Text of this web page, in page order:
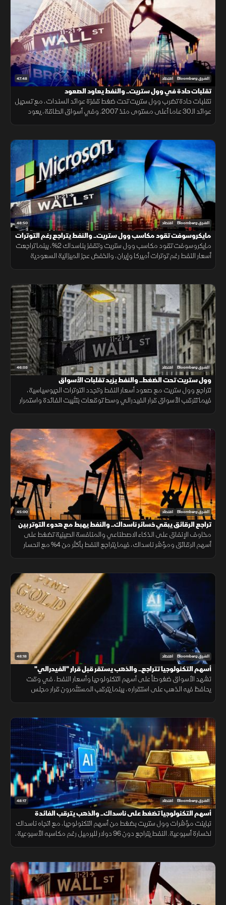
47:48 الشرق Bloomberg اقتصاد
تقلبات حادة في وول ستريت.. والنفط يعاود الصعود
تقلبات حادة تضرب وول ستريت تحت ضغط قفزة عوائد السندات، مع تسجيل
عوائد الـ30 عاما أعلى مستوى منذ 2007. وفي أسواق الطاقة، يعود
48:50 الشرق Bloomberg اقتصاد
مايكروسوفت تقود مكاسب وول ستريت.. والنفط يتراجع رغم التوترات
مايكروسوفت تقود مكاسب وول ستريت وتقفز بناسداك 2%، بينما تراجعت
أسعار النفط رغم توترات أميركا وإيران، وانخفض عجز الميزانية السعودية
46:03 الشرق Bloomberg اقتصاد
وول ستريت تحت الضغط.. والنفط يزيد تقلبات الأسواق
تتراجع وول ستريت مع صعود أسعار النفط وتجدد التوترات الجيوسياسية،
فيما تترقب الأسواق قرار الفيدرالي وسط توقعات بتثبيت الفائدة واستمرار
45:00 الشرق Bloomberg اقتصاد
تراجع الرقائق يبقي خسائر ناسداك.. والنفط يهبط مع هدوء التوتر بين
واشنطن وطهران
مخاوف الإنفاق على الذكاء الاصطناعي والمنافسة الصينية تضغط على
أسهم الرقائق ومؤشر ناسداك، فيما يتراجع النفط بأكثر من 4% مع انحسار
48:18 الشرق Bloomberg اقتصاد
أسهم التكنولوجيا تتراجع.. والذهب يستقر قبل قرار "الفيدرالي"
تشهد الأسواق ضغوطاً على أسهم التكنولوجيا وأسعار النفط، في وقت
يحافظ فيه الذهب على استقراره، بينما يترقب المستثمرون قرار مجلس
48:17 الشرق Bloomberg اقتصاد
أسهم التكنولوجيا تضغط على ناسداك.. والذهب يترقب الفائدة
تباينت مؤشرات وول ستريت بضغط من أسهم التكنولوجيا، مع اتجاه ناسداك
لخسارة أسبوعية. النفط يتراجع دون 96 دولار للبرميل رغم مكاسبه الأسبوعية،